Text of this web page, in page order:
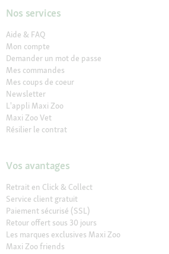
Nos services
Aide & FAQ
Mon compte
Demander un mot de passe
Mes commandes
Mes coups de coeur
Newsletter
L'appli Maxi Zoo
Maxi Zoo Vet
Résilier le contrat
Vos avantages
Retrait en Click & Collect
Service client gratuit
Paiement sécurisé (SSL)
Retour offert sous 30 jours
Les marques exclusives Maxi Zoo
Maxi Zoo friends